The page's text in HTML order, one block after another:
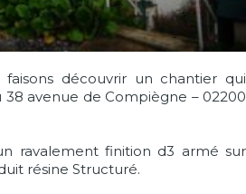
faisons découvrir un chantier qui
avenue de Compiègne – 02200
ravalement finition d3 armé sur
résine Structuré.